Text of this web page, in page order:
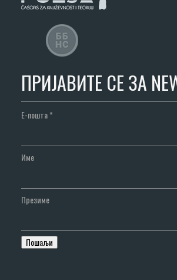
ПРИЈАВИТЕ СЕ ЗА
Е-пошта*
Име
Презиме